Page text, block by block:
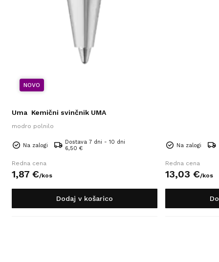
NOVO
Uma Kemični svinčnik UMA
modro polnilo
Na zalogi
Dostava 7 dni - 10 dni
6,50 €
Redna cena
1,87 €/kos
Dodaj v košarico
Na zalogi
Redna cena
13,03 €/kos